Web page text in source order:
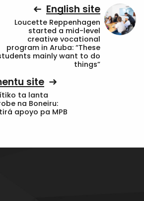
English site
Loucette Reppenhagen
started a mid-level
creative vocational
program in Aruba: “These
mainly want to do
things”
site
ta lanta
na Boneiru:
apoyo pa MPB